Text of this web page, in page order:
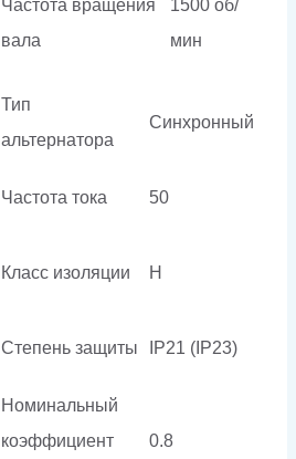
Частота вращения
вала
1500 об/
мин
Тип
альтернатора
Синхронный
Частота тока 50
Класс изоляции H
Степень защиты IP21 (IP23)
Номинальный
коэффициент
0.8